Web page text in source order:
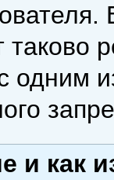
одним
и как